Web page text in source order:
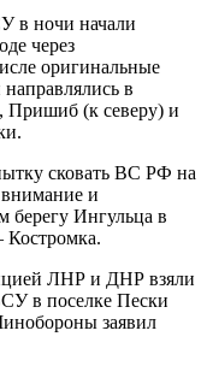
в ночи начали
через
оригинальные
в
Пришиб (к северу) и
сковать ВС РФ на
внимание и
берегу Ингульца в
ЛНР и ДНР взяли
в поселке Пески
заявил